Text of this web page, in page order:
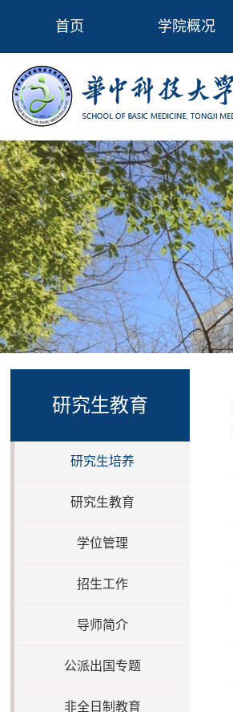
首页 学院概况
研究生教育
研究生培养
研究生教育
学位管理
招生工作
导师简介
公派出国专题
非全日制教育